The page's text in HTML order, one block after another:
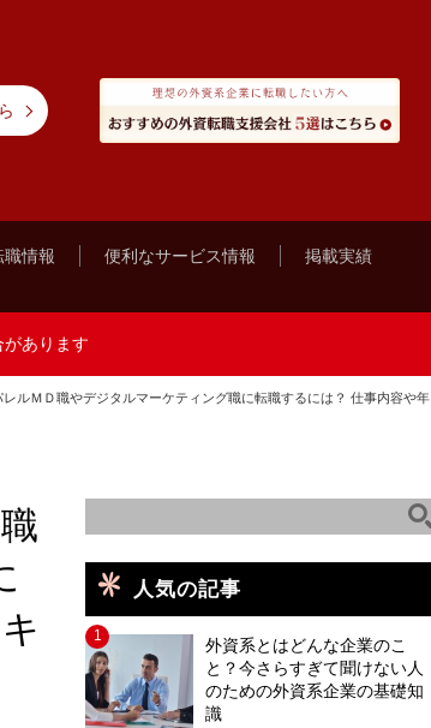
職情報 便利なサービス情報
掲載実績
があります
ルＭＤ職やデジタルマーケティング職に転職するには？ 仕事内容や年
人気の記事
1
外資系とはどんな企業のこ
と？今さらすぎて聞けない人
のための外資系企業の基礎知
識